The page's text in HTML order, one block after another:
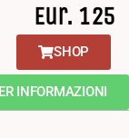
Eur. 125
SHOP
INFORMAZIONI